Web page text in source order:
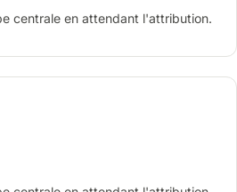
centrale en attendant l'attribution.